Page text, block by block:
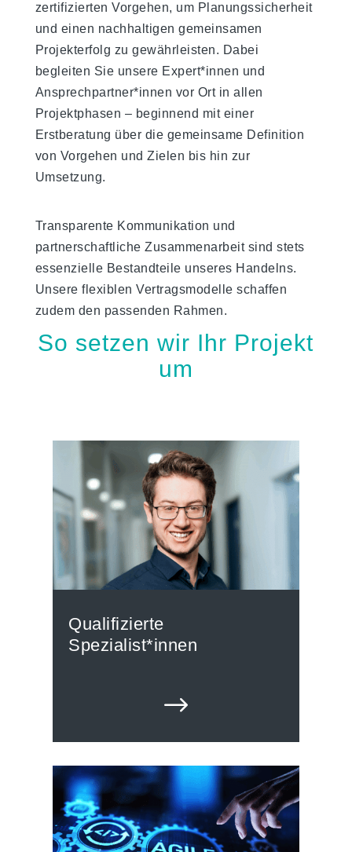
zertifizierten Vorgehen, um Planungssicherheit
und einen nachhaltigen gemeinsamen
Projekterfolg zu gewährleisten. Dabei
begleiten Sie unsere Expert*innen und
Ansprechpartner*innen vor Ort in allen
Projektphasen – beginnend mit einer
Erstberatung über die gemeinsame Definition
von Vorgehen und Zielen bis hin zur
Umsetzung.
Transparente Kommunikation und
partnerschaftliche Zusammenarbeit sind stets
essenzielle Bestandteile unseres Handelns.
Unsere flexiblen Vertragsmodelle schaffen
zudem den passenden Rahmen.
So setzen wir Ihr Projekt
um
Qualifizierte
Spezialist*innen
$